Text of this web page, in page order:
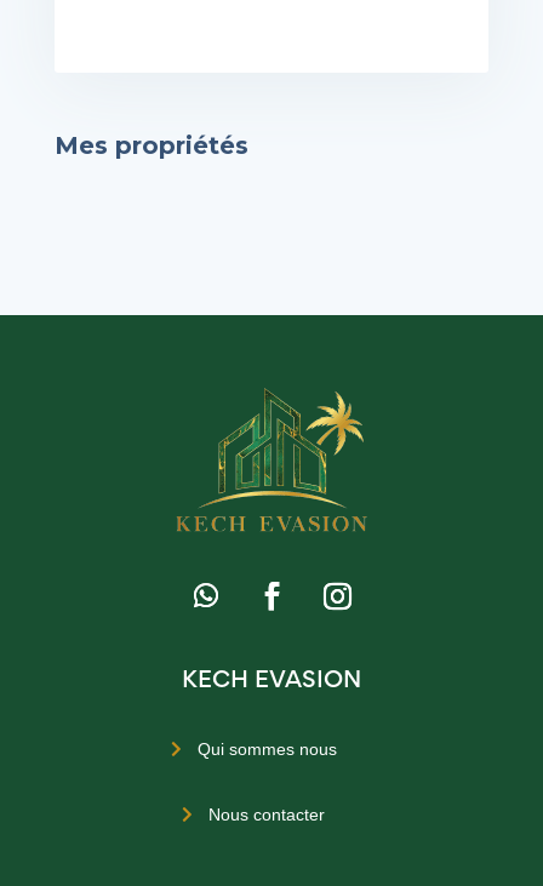
Mes propriétés
KECH EVASION
 Qui sommes nous
 Nous contacter